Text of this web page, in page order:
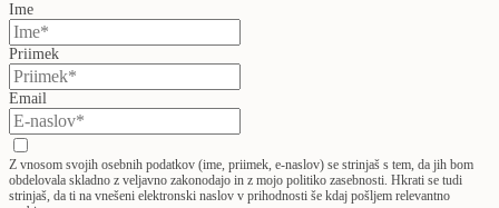
Ime
Priimek
Email
Z vnosom svojih osebnih podatkov (ime, priimek, e-naslov) se strinjaš s tem, da jih bom
obdelovala skladno z veljavno zakonodajo in z mojo politiko zasebnosti. Hkrati se tudi
strinjaš, da ti na vnešeni elektronski naslov v prihodnosti še kdaj pošljem relevantno